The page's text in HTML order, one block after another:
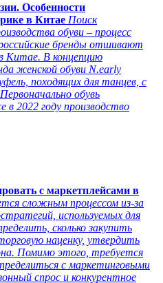
Особенности
в Китае Поиск
обуви – процесс
бренды отшивают
Китае. В концепцию
женской обуви N.early
походящих для танцев, с
обувь
2022 году производство
с маркетплейсами в
сложным процессом из-за
используемых для
сколько закупить
наценку, утвердить
Помимо этого, требуется
с маркетинговыми
спрос и конкурентное